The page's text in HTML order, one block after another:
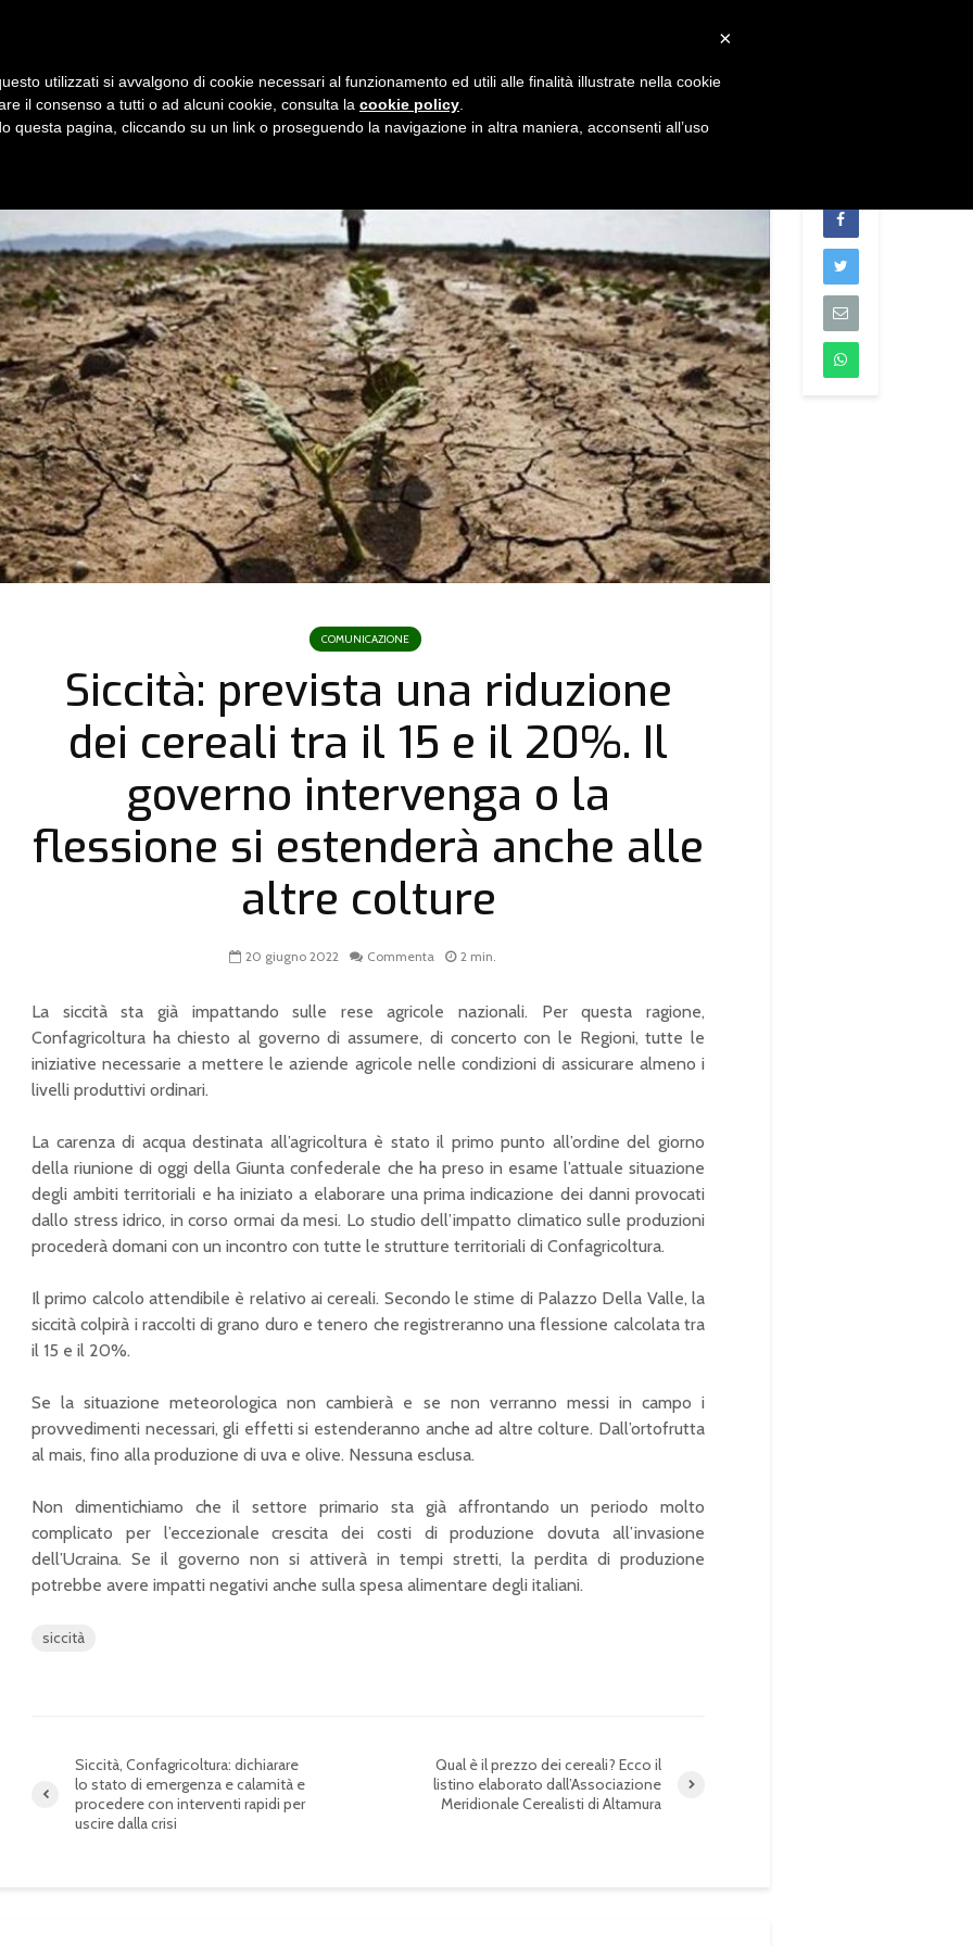
ORGANIZZAZIONE SERVIZI PROGETTI NEWS
COMUNICAZIONE
Siccità: prevista una riduzione
dei cereali tra il 15 e il 20%. Il
governo intervenga o la
flessione si estenderà anche alle
altre colture
20 giugno 2022 Commenta 2 min.
La siccità sta già impattando sulle rese agricole nazionali. Per questa ragione,
Confagricoltura ha chiesto al governo di assumere, di concerto con le Regioni, tutte le
iniziative necessarie a mettere le aziende agricole nelle condizioni di assicurare almeno i
livelli produttivi ordinari.
La carenza di acqua destinata all’agricoltura è stato il primo punto all’ordine del giorno
della riunione di oggi della Giunta confederale che ha preso in esame l’attuale situazione
degli ambiti territoriali e ha iniziato a elaborare una prima indicazione dei danni provocati
dallo stress idrico, in corso ormai da mesi. Lo studio dell’impatto climatico sulle produzioni
procederà domani con un incontro con tutte le strutture territoriali di Confagricoltura.
Il primo calcolo attendibile è relativo ai cereali. Secondo le stime di Palazzo Della Valle, la
siccità colpirà i raccolti di grano duro e tenero che registreranno una flessione calcolata tra
il 15 e il 20%.
Se la situazione meteorologica non cambierà e se non verranno messi in campo i
provvedimenti necessari, gli effetti si estenderanno anche ad altre colture. Dall’ortofrutta
al mais, fino alla produzione di uva e olive. Nessuna esclusa.
Non dimentichiamo che il settore primario sta già affrontando un periodo molto
complicato per l’eccezionale crescita dei costi di produzione dovuta all’invasione
dell’Ucraina. Se il governo non si attiverà in tempi stretti, la perdita di produzione
potrebbe avere impatti negativi anche sulla spesa alimentare degli italiani.
siccità
Siccità, Confagricoltura: dichiarare
lo stato di emergenza e calamità e
procedere con interventi rapidi per
uscire dalla crisi
Qual è il prezzo dei cereali? Ecco il
listino elaborato dall’Associazione
Meridionale Cerealisti di Altamura
DPCM Governo,
Confagricoltura:
estendere a filiera
agroalimentare il
ristoro per le ulteriori
Ho.Re.Ca.
Confagricoltura Bari:
“Non ci siamo mai
sottratti al
Ortofrutta, il listino
dei prezzi elaborato
dalla Camera di
Commercio di Bari
le iscrizioni per il
corso di maggio
×
utilizzati si avvalgono di cookie necessari al funzionamento ed utili alle finalità illustrate nella cookie
il consenso a tutti o ad alcuni cookie, consulta la cookie policy
questa pagina, cliccando su un link o proseguendo la navigazione in altra maniera, acconsenti all’uso